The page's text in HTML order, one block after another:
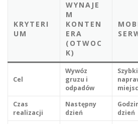
KRYTERI
UM
WYNAJE
M
KONTEN
ERA
(OTWOC
K)
Cel
Wywóz
gruzu i
odpadów
Czas
realizacji
Następny
dzień
dzień